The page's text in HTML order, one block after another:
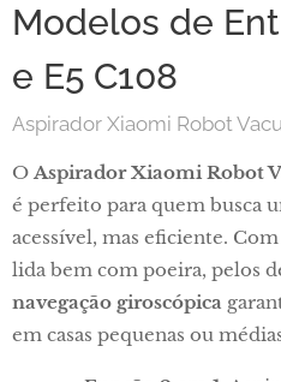
Modelos de
e E5 C108
Aspirador Xiaomi Robot
OAspirador Xiaomi Robot
é perfeito para quem busca
acessível, mas eficiente. Com
lida bem com poeira, pelos
navegação giroscópica
em casas pequenas ou